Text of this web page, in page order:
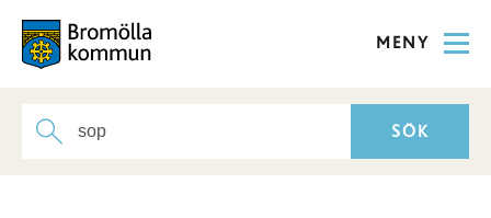
MENY